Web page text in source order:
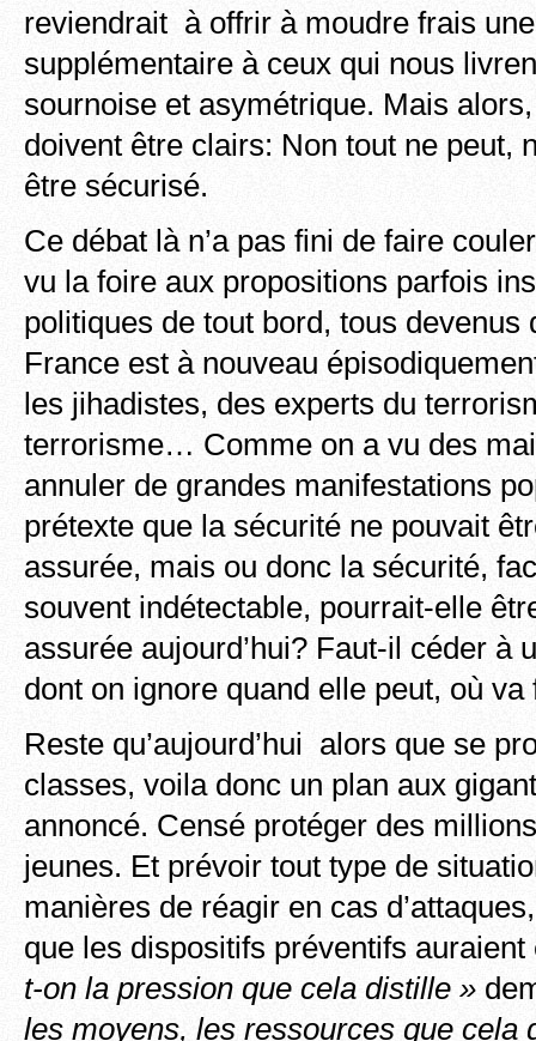
reviendrait à offrir à moudre frais
supplémentaire à ceux qui nous
sournoise et asymétrique. Mais
doivent être clairs: Non tout ne peut,
être sécurisé.
Ce débat là n’a pas fini de faire
vu la foire aux propositions parfois
politiques de tout bord, tous devenus
France est à nouveau
les jihadistes, des experts du
terrorisme… Comme on a vu des
annuler de grandes manifestations
prétexte que la sécurité ne pouvait
assurée, mais ou donc la sécurité,
souvent indétectable, pourrait-elle
assurée aujourd’hui? Faut-il céder à
dont on ignore quand elle peut, où va
Reste qu’aujourd’hui alors que se
classes, voila donc un plan aux
annoncé. Censé protéger des
jeunes. Et prévoir tout type de
manières de réagir en cas
que les dispositifs préventifs
t-on la pression que cela distille »
les moyens, les ressources que cela